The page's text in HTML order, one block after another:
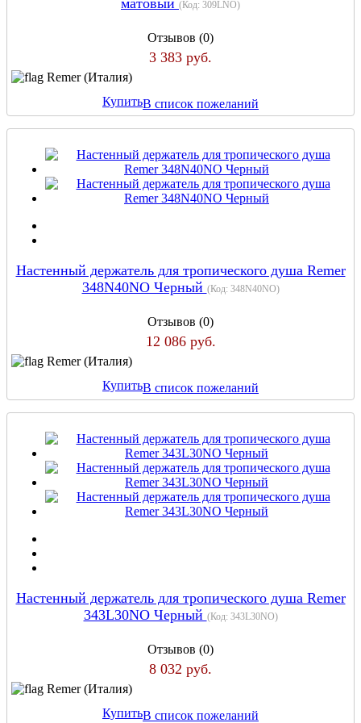
(Код: 309LNO)
Отзывов (0)
3 383 руб.
Remer (Италия)
КупитьВ список пожеланий
Настенный держатель для тропического душа Remer
348N40NO Черный (Код: 348N40NO)
Отзывов (0)
12 086 руб.
Remer (Италия)
КупитьВ список пожеланий
Настенный держатель для тропического душа Remer
343L30NO Черный (Код: 343L30NO)
Отзывов (0)
8 032 руб.
Remer (Италия)
КупитьВ список пожеланий